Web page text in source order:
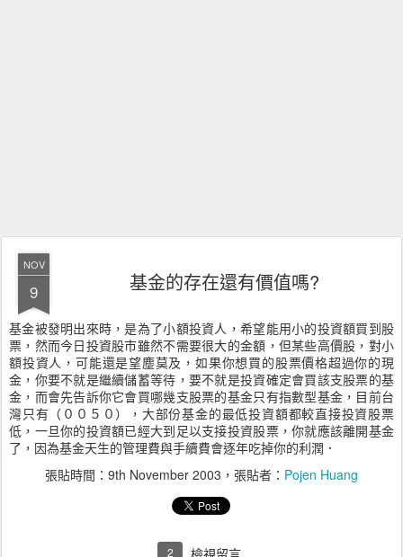
NOV
9 基金的存在還有價值嗎?
基金被發明出來時，是為了小額投資人，希望能用小的投資額買到股
票，然而今日投資股市雖然不需要很大的金額，但某些高價股，對小
額投資人，可能還是望塵莫及，如果你想買的股票價格超過你的現
金，你要不就是繼續儲蓄等待，要不就是投資確定會買該支股票的基
金，而會先告訴你它會買哪幾支股票的基金只有指數型基金，目前台
灣只有（００５０），大部份基金的最低投資額都較直接投資股票
低，一旦你的投資額已經大到足以支接投資股票，你就應該離開基金
了，因為基金天生的管理費與手續費會逐年吃掉你的利潤．
張貼時間： 9th November 2003 ，張貼者： Pojen Huang
2